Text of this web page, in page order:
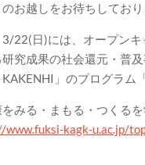
お越しをお待ちしており
3/22(日)には、オープン
研究成果の社会還元・普
」のプログラム
をみる・まもる・つくる
www.fuksi-kagk-u.ac.jp/